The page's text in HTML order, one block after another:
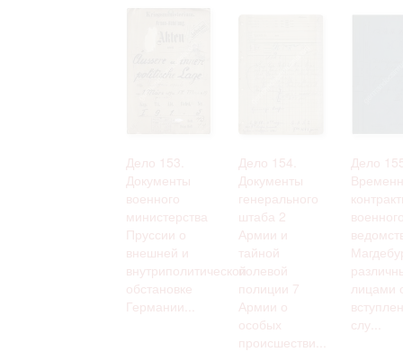
Дело 153.
Документы
военного
министерства
Пруссии о
внешней и
внутриполитической
обстановке
Германии...
Дело 154.
Документы
генерального
штаба 2
Армии и
тайной
полевой
полиции 7
Армии о
особых
происшестви...
Дело
лицами
слу...